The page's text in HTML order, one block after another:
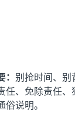
别抢时间、别
任、免除责任
说明。